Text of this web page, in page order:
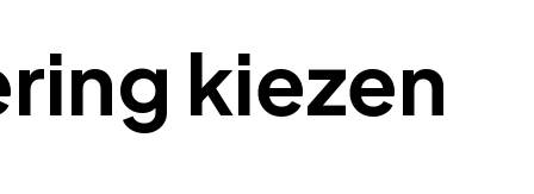
kiezen